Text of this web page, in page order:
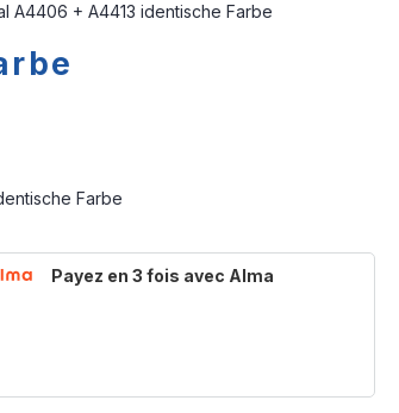
A4406 + A4413 identische Farbe
Farbe
Payez en 3 fois avec Alma